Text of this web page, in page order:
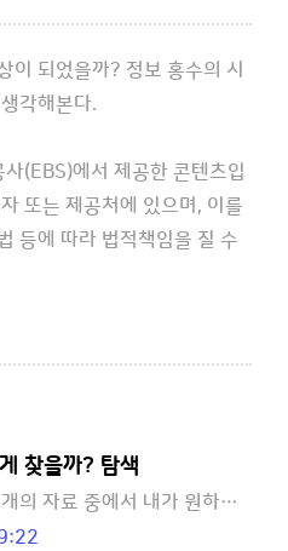
이 되었을까? 정보 홍수의 시
각해본다.
(EBS)에서 제공한 콘텐츠입
또는 제공처에 있으며, 이를
등에 따라 법적책임을 질 수
찾을까? 탐색
여러 개의 자료 중에서 내가 원하는 정보를 찾아봅시다.